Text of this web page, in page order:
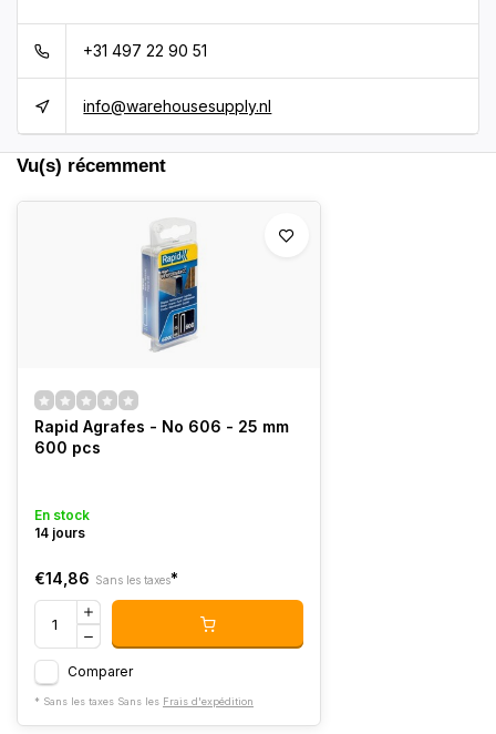
+31 497 22 90 51
info@warehousesupply.nl
Vu(s) récemment
Rapid Agrafes - No 606 - 25 mm
600 pcs
En stock
14 jours
€14,86 Sans les taxes*
Comparer
* Sans les taxes Sans les Frais d'expédition